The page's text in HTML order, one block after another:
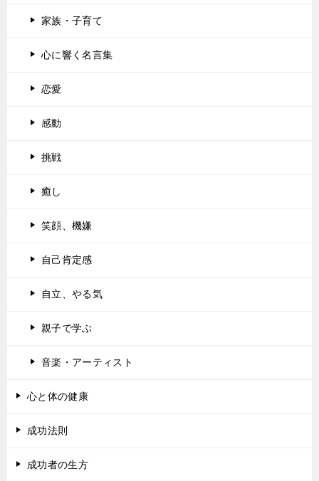
家族・子育て
心に響く名言集
恋愛
感動
挑戦
癒し
笑顔、機嫌
自己肯定感
自立、やる気
親子で学ぶ
音楽・アーティスト
心と体の健康
成功法則
成功者の生方